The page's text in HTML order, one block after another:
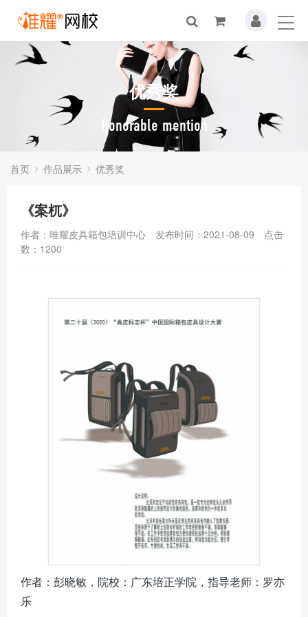
优秀奖
Honorable mention
首页 作品展示 优秀奖
《案杌》
作者：唯耀皮具箱包培训中心 发布时间：2021-08-09
点击
数： 1200
作者：彭晓敏，院校：广东培正学院，指导老师：罗亦
乐